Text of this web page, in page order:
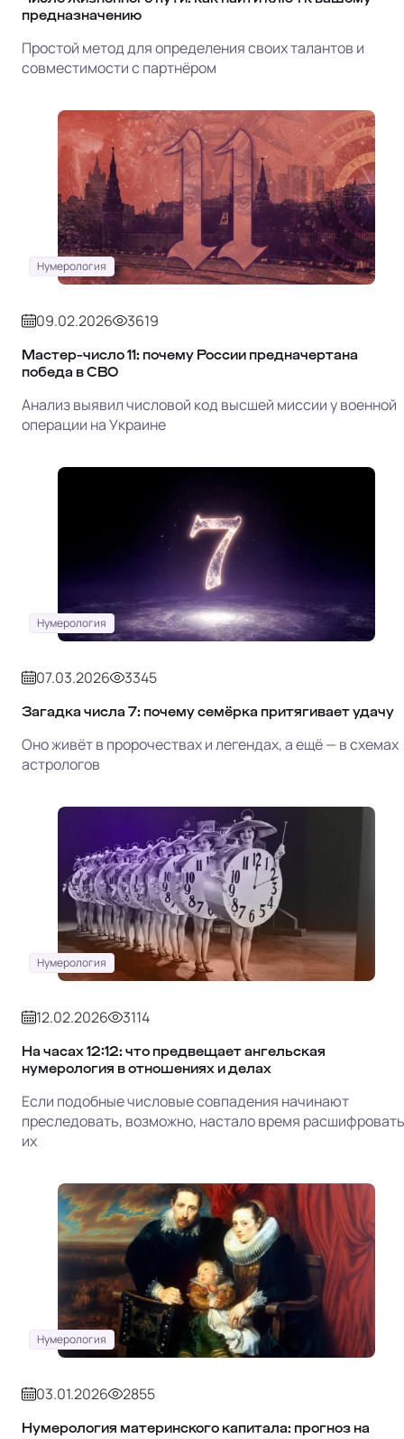
предназначению
Простой метод для определения своих талантов и
совместимости с партнёром
Нумерология
09.02.2026 3619
Мастер-число 11: почему России предначертана
победа в СВО
Анализ выявил числовой код высшей миссии у военной
операции на Украине
Нумерология
07.03.2026 3345
Загадка числа 7: почему семёрка притягивает удачу
Оно живёт в пророчествах и легендах, а ещё — в схемах
астрологов
Нумерология
12.02.2026 3114
На часах 12:12: что предвещает ангельская
нумерология в отношениях и делах
Если подобные числовые совпадения начинают
преследовать, возможно, настало время расшифровать
их
Нумерология
03.01.2026 2855
Нумерология материнского капитала: прогноз на